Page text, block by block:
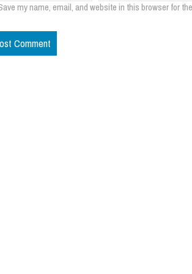
my name, email, and website in this browser for